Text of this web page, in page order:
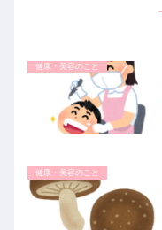
健康・美容のこと
健康・美容のこと